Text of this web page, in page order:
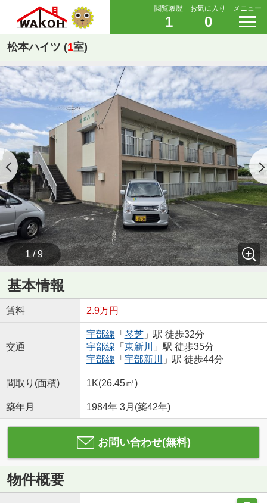
閲覧履歴
1
お気に入り
0
メニュー
松本ハイツ (1室)
1 / 9
基本情報
賃料 2.9万円
交通
宇部線 「 琴芝」駅 徒歩32分
宇部線 「 東新川
」駅 徒歩35分
宇部線 「 宇部新川 」駅 徒歩44分
間取り(面積) 1K(26.45㎡)
築年月 1984年 3月(築42年)
お問い合わせ(無料)
物件概要